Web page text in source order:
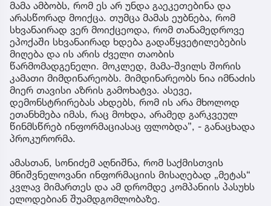
მამა ამბობს, რომ ეს არ უნდა გაეკეთებინა და
არასწორად მოიქცა. თუმცა მამას ეუბნება, რომ
სხვანაირად ვერ მოიქცეოდა, რომ თანამედროვე
ეპოქაში სხვანაირად ხდება გადაწყვეტილებების
მიღება და ის არის ძველი თაობის
წარმომადგენელი. მოკლედ, მამა-შვილს შორის
კამათი მიმდინარეობს. მიმდინარეობს ნია იმნაძის
მიერ თავისი აზრის გამოხატვა. ასევე,
დემონსტრირებას ახდებს, რომ ის არა მხოლოდ
ეთანხმება იმას, რაც მოხდა, არამედ გარკვეულ
წინმსწრებ ინფორმაციასაც ფლობდა”, - განაცხადა
პროკურორმა.
ამასთან, სონიძემ აღნიშნა, რომ საქმისთვის
მნიშვნელოვანი ინფორმაციის მისაღებად „მეტას“
კვლავ მიმართეს და ამ დრომდე კომპანიის პასუხს
ელოდებიან შუამდგომლობაზე.